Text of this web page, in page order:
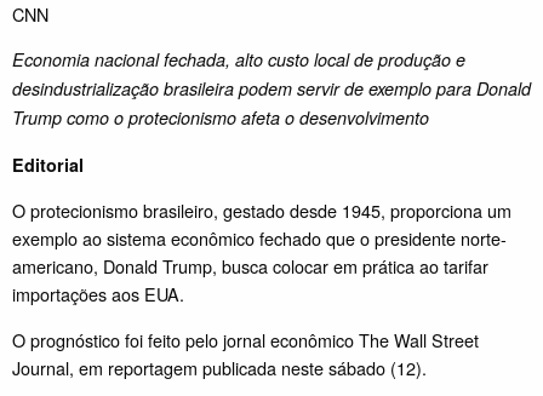
CNN
Economia nacional fechada, alto custo local de produção e
desindustrialização brasileira podem servir de exemplo para Donald
Trump como o protecionismo afeta o desenvolvimento
Editorial
O protecionismo brasileiro, gestado desde 1945, proporciona um
exemplo ao sistema econômico fechado que o presidente norte-
americano, Donald Trump, busca colocar em prática ao tarifar
importações aos EUA.
O prognóstico foi feito pelo jornal econômico The Wall Street
Journal, em reportagem publicada neste sábado (12).